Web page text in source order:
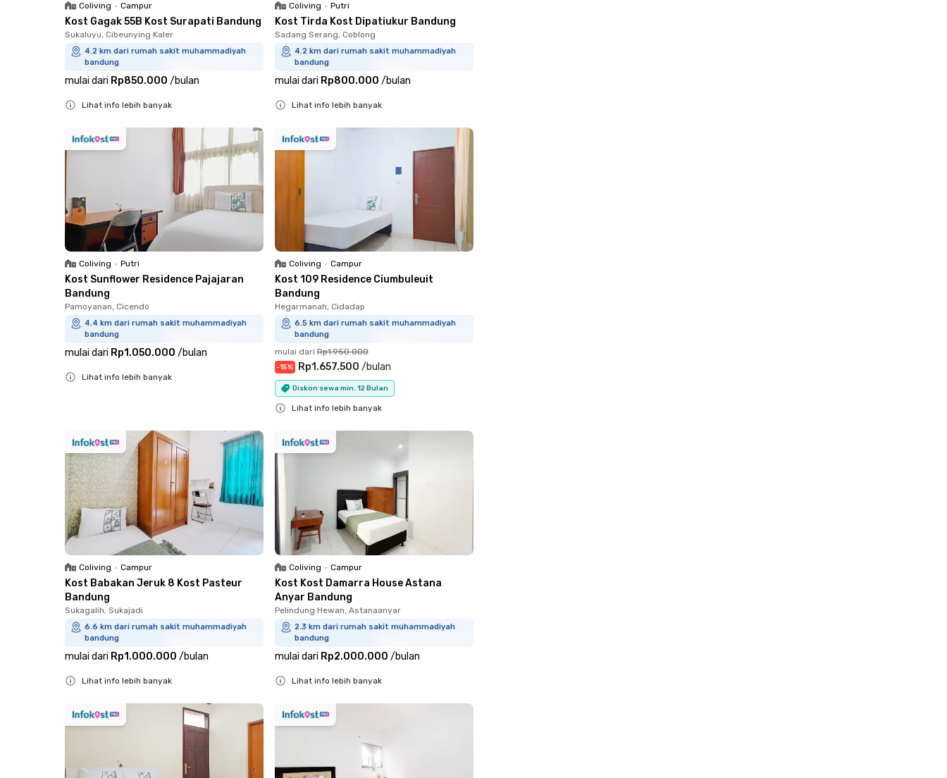
Coliving • Campur
Kost Gagak 55B Kost Surapati Bandung
Sukaluyu, Cibeunying Kaler
4.2 km dari rumah sakit muhammadiyah
bandung
mulai dari Rp850.000 /bulan
Lihat info lebih banyak
Coliving • Putri
Kost Tirda Kost Dipatiukur Bandung
Sadang Serang, Coblong
4.2 km dari rumah sakit muhammadiyah
bandung
mulai dari Rp800.000 /bulan
Lihat info lebih banyak
Coliving • Putri
Kost Sunflower Residence Pajajaran
Bandung
Pamoyanan, Cicendo
4.4 km dari rumah sakit muhammadiyah
bandung
mulai dari Rp1.050.000 /bulan
Lihat info lebih banyak
Coliving • Campur
Kost 109 Residence Ciumbuleuit
Bandung
Hegarmanah, Cidadap
6.5 km dari rumah sakit muhammadiyah
bandung
mulai dari Rp1.950.000
-15% Rp1.657.500 /bulan
Diskon sewa min. 12 Bulan
Lihat info lebih banyak
Coliving • Campur
Kost Babakan Jeruk 8 Kost Pasteur
Bandung
Sukagalih, Sukajadi
6.6 km dari rumah sakit muhammadiyah
bandung
mulai dari Rp1.000.000 /bulan
Lihat info lebih banyak
Coliving • Campur
Kost Kost Damarra House Astana
Anyar Bandung
Pelindung Hewan, Astanaanyar
2.3 km dari rumah sakit muhammadiyah
bandung
mulai dari Rp2.000.000 /bulan
Lihat info lebih banyak